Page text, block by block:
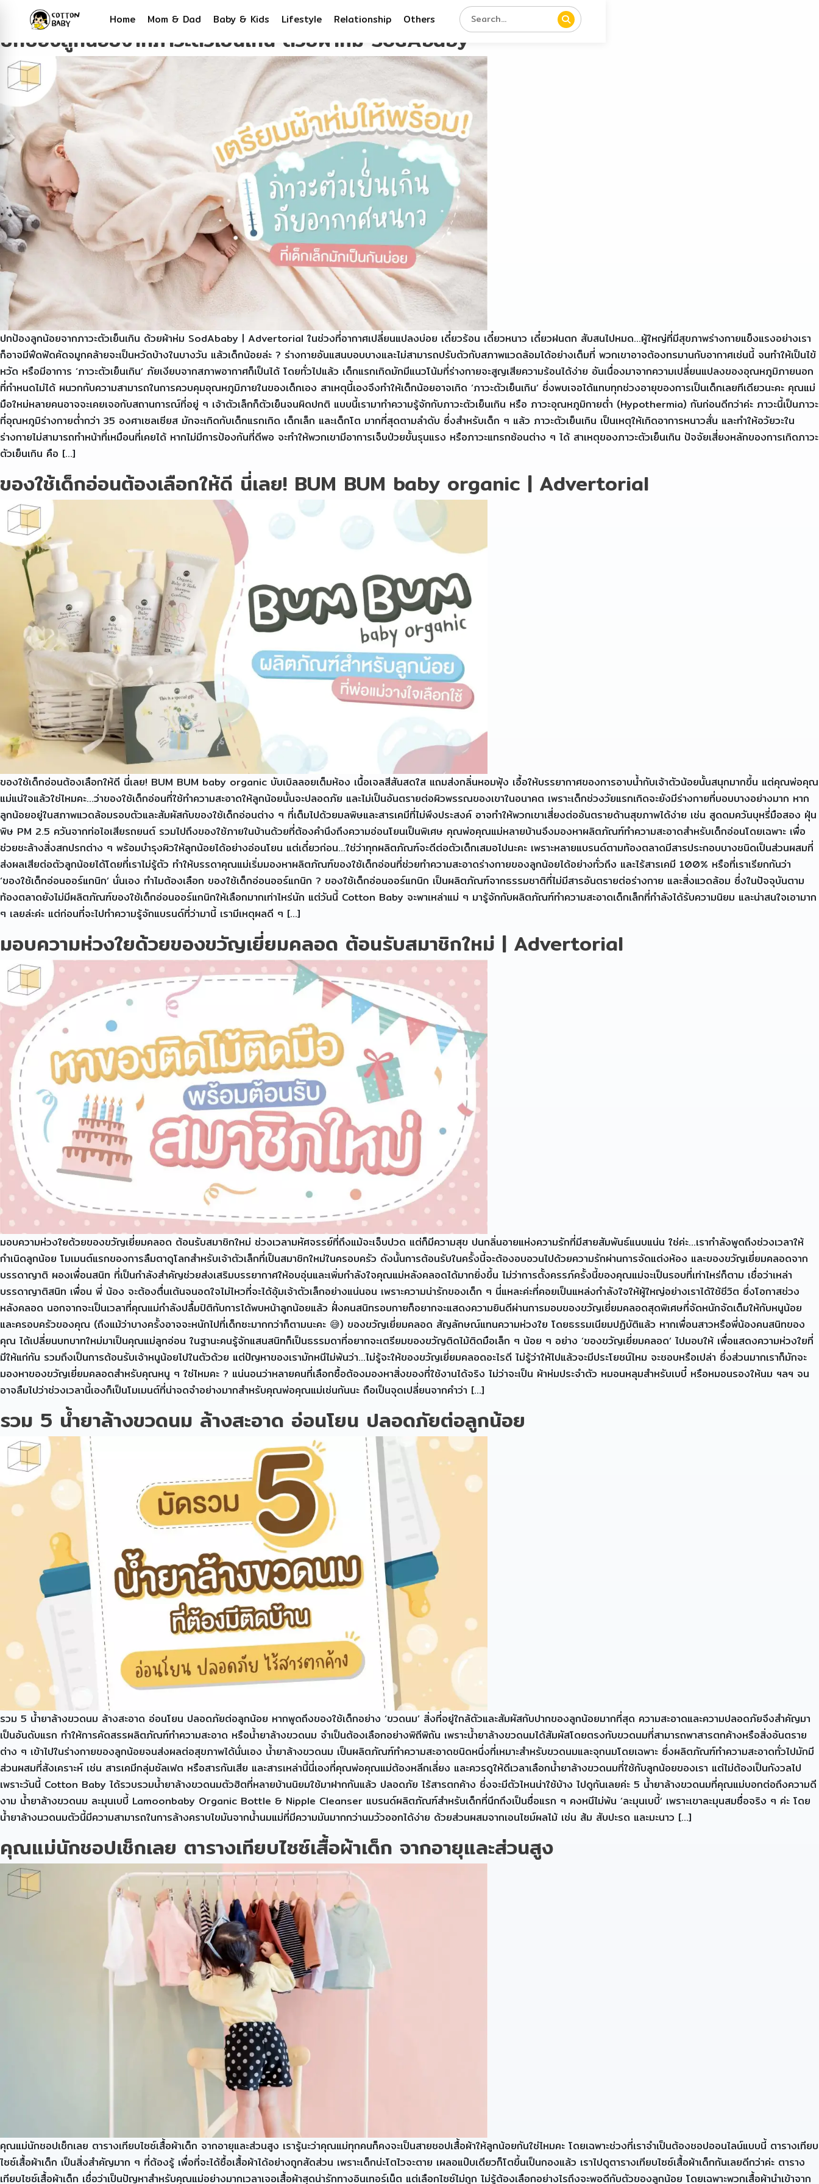
Home Mom & Dad Baby & Kids Lifestyle Relationship Others
Tag:ของใช้สำหรับเด็ก
ปกป้องลูกน้อยจากภาวะตัวเย็นเกิน ด้วยผ้าห่ม SodAbaby
ปกป้องลูกน้อยจากภาวะตัวเย็นเกิน ด้วยผ้าห่ม SodAbaby | Advertorial ในช่วงที่อากาศเปลี่ยนแปลงบ่อย เดี๋ยวร้อน เดี๋ยวหนาว เดี๋ยวฝนตก สับสนไปหมด…ผู้ใหญ่ที่มีสุขภาพร่างกายแข็งแรงอย่างเรา
ก็อาจมีฟึดฟัดคัดจมูกคล้ายจะเป็นหวัดบ้างในบางวัน แล้วเด็กน้อยล่ะ ? ร่างกายอันแสนบอบบางและไม่สามารถปรับตัวกับสภาพแวดล้อมได้อย่างเต็มที่ พวกเขาอาจต้องทรมานกับอากาศเช่นนี้ จนทำให้เป็นไข้
หวัด หรือมีอาการ ‘ภาวะตัวเย็นเกิน’ ภัยเงียบจากสภาพอากาศก็เป็นได้ โดยทั่วไปแล้ว เด็กแรกเกิดมักมีแนวโน้มที่ร่างกายจะสูญเสียความร้อนได้ง่าย อันเนื่องมาจากความเปลี่ยนแปลงของอุณหภูมิภายนอก
ที่กำหนดไม่ได้ ผนวกกับความสามารถในการควบคุมอุณหภูมิภายในของเด็กเอง สาเหตุนี้เองจึงทำให้เด็กน้อยอาจเกิด ‘ภาวะตัวเย็นเกิน’ ซึ่งพบเจอได้แทบทุกช่วงอายุของการเป็นเด็กเลยทีเดียวนะคะ คุณแม่
มือใหม่หลายคนอาจจะเคยเจอกับสถานการณ์ที่อยู่ ๆ เจ้าตัวเล็กก็ตัวเย็นจนผิดปกติ แบบนี้เรามาทำความรู้จักกับภาวะตัวเย็นเกิน หรือ ภาวะอุณหภูมิกายต่ำ (Hypothermia) กันก่อนดีกว่าค่ะ ภาวะนี้เป็นภาวะ
ที่อุณหภูมิร่างกายต่ำกว่า 35 องศาเซลเซียส มักจะเกิดกับเด็กแรกเกิด เด็กเล็ก และเด็กโต มากที่สุดตามลำดับ ซึ่งสำหรับเด็ก ๆ แล้ว ภาวะตัวเย็นเกิน เป็นเหตุให้เกิดอาการหนาวสั่น และทำให้อวัยวะใน
ร่างกายไม่สามารถทำหน้าที่เหมือนที่เคยได้ หากไม่มีการป้องกันที่ดีพอ จะทำให้พวกเขามีอาการเจ็บป่วยขั้นรุนแรง หรือภาวะแทรกซ้อนต่าง ๆ ได้ สาเหตุของภาวะตัวเย็นเกิน ปัจจัยเสี่ยงหลักของการเกิดภาวะ
ตัวเย็นเกิน คือ […]
ของใช้เด็กอ่อนต้องเลือกให้ดี นี่เลย! BUM BUM baby organic | Advertorial
ของใช้เด็กอ่อนต้องเลือกให้ดี นี่เลย! BUM BUM baby organic บับเบิลลอยเต็มห้อง เนื้อเจลสีสันสดใส แถมส่งกลิ่นหอมฟุ้ง เอื้อให้บรรยากาศของการอาบน้ำกับเจ้าตัวน้อยนั้นสนุกมากขึ้น แต่คุณพ่อคุณ
แม่แน่ใจแล้วใช่ไหมคะ…ว่าของใช้เด็กอ่อนที่ใช้ทำความสะอาดให้ลูกน้อยนั้นจะปลอดภัย และไม่เป็นอันตรายต่อผิวพรรณของเขาในอนาคต เพราะเด็กช่วงวัยแรกเกิดจะยังมีร่างกายที่บอบบางอย่างมาก หาก
ลูกน้อยอยู่ในสภาพแวดล้อมรอบตัวและสัมผัสกับของใช้เด็กอ่อนต่าง ๆ ที่เต็มไปด้วยมลพิษและสารเคมีที่ไม่พึงประสงค์ อาจทำให้พวกเขาเสี่ยงต่ออันตรายด้านสุขภาพได้ง่าย เช่น สูดดมควันบุหรี่มือสอง ฝุ่น
พิษ PM 2.5 ควันจากท่อไอเสียรถยนต์ รวมไปถึงของใช้ภายในบ้านด้วยที่ต้องคำนึงถึงความอ่อนโยนเป็นพิเศษ คุณพ่อคุณแม่หลายบ้านจึงมองหาผลิตภัณฑ์ทำความสะอาดสำหรับเด็กอ่อนโดยเฉพาะ เพื่อ
ช่วยชะล้างสิ่งสกปรกต่าง ๆ พร้อมบำรุงผิวให้ลูกน้อยได้อย่างอ่อนโยน แต่เดี๋ยวก่อน…ใช่ว่าทุกผลิตภัณฑ์จะดีต่อตัวเด็กเสมอไปนะคะ เพราะหลายแบรนด์ตามท้องตลาดมีสารประกอบบางชนิดเป็นส่วนผสมที่
ส่งผลเสียต่อตัวลูกน้อยได้โดยที่เราไม่รู้ตัว ทำให้บรรดาคุณแม่เริ่มมองหาผลิตภัณฑ์ของใช้เด็กอ่อนที่ช่วยทำความสะอาดร่างกายของลูกน้อยได้อย่างทั่วถึง และไร้สารเคมี 100% หรือที่เราเรียกกันว่า
‘ของใช้เด็กอ่อนออร์แกนิก’ นั่นเอง ทำไมต้องเลือก ของใช้เด็กอ่อนออร์แกนิก ? ของใช้เด็กอ่อนออร์แกนิก เป็นผลิตภัณฑ์จากธรรมชาติที่ไม่มีสารอันตรายต่อร่างกาย และสิ่งแวดล้อม ซึ่งในปัจจุบันตาม
ท้องตลาดยังไม่มีผลิตภัณฑ์ของใช้เด็กอ่อนออร์แกนิกให้เลือกมากเท่าไหร่นัก แต่วันนี้ Cotton Baby จะพาเหล่าแม่ ๆ มารู้จักกับผลิตภัณฑ์ทำความสะอาดเด็กเล็กที่กำลังได้รับความนิยม และน่าสนใจเอามาก
ๆ เลยล่ะค่ะ แต่ก่อนที่จะไปทำความรู้จักแบรนด์ที่ว่ามานี้ เรามีเหตุผลดี ๆ […]
มอบความห่วงใยด้วยของขวัญเยี่ยมคลอด ต้อนรับสมาชิกใหม่ | Advertorial
มอบความห่วงใยด้วยของขวัญเยี่ยมคลอด ต้อนรับสมาชิกใหม่ ช่วงเวลามหัศจรรย์ที่ถึงแม้จะเจ็บปวด แต่ก็มีความสุข ปนกลิ่นอายแห่งความรักที่มีสายสัมพันธ์แนบแน่น ใช่ค่ะ…เรากำลังพูดถึงช่วงเวลาให้
กำเนิดลูกน้อย โมเมนต์แรกของการลืมตาดูโลกสำหรับเจ้าตัวเล็กที่เป็นสมาชิกใหม่ในครอบครัว ดังนั้นการต้อนรับในครั้งนี้จะต้องอบอวนไปด้วยความรักผ่านการจัดแต่งห้อง และของขวัญเยี่ยมคลอดจาก
บรรดาญาติ ผองเพื่อนสนิท ที่เป็นกำลังสำคัญช่วยส่งเสริมบรรยากาศให้อบอุ่นและเพิ่มกำลังใจคุณแม่หลังคลอดได้มากยิ่งขึ้น ไม่ว่าการตั้งครรภ์ครั้งนี้ของคุณแม่จะเป็นรอบที่เท่าไหร่ก็ตาม เชื่อว่าเหล่า
บรรดาญาติสนิท เพื่อน พี่ น้อง จะต้องตื่นเต้นจนอดใจไม่ไหวที่จะได้อุ้มเจ้าตัวเล็กอย่างแน่นอน เพราะความน่ารักของเด็ก ๆ นี่แหละค่ะที่คอยเป็นแหล่งกำลังใจให้ผู้ใหญ่อย่างเราได้ใช้ชีวิต ซึ่งโอกาสช่วง
หลังคลอด นอกจากจะเป็นเวลาที่คุณแม่กำลังปลื้มปิติกับการได้พบหน้าลูกน้อยแล้ว ฝั่งคนสนิทรอบกายก็อยากจะแสดงความยินดีผ่านการมอบของขวัญเยี่ยมคลอดสุดพิเศษที่จัดหนักจัดเต็มให้กับหนูน้อย
และครอบครัวของคุณ (ถึงแม้ว่าบางครั้งอาจจะหนักไปที่เด็กซะมากกว่าก็ตามนะคะ 😅) ของขวัญเยี่ยมคลอด สัญลักษณ์แทนความห่วงใย โดยธรรมเนียมปฏิบัติแล้ว หากเพื่อนสาวหรือพี่น้องคนสนิทของ
คุณ ได้เปลี่ยนบทบาทใหม่มาเป็นคุณแม่ลูกอ่อน ในฐานะคนรู้จักแสนสนิทก็เป็นธรรมดาที่อยากจะเตรียมของขวัญติดไม้ติดมือเล็ก ๆ น้อย ๆ อย่าง ‘ของขวัญเยี่ยมคลอด’ ไปมอบให้ เพื่อแสดงความห่วงใยที่
มีให้แก่กัน รวมถึงเป็นการต้อนรับเจ้าหนูน้อยไปในตัวด้วย แต่ปัญหาของเรามักหนีไม่พ้นว่า…ไม่รู้จะให้ของขวัญเยี่ยมคลอดอะไรดี ไม่รู้ว่าให้ไปแล้วจะมีประโยชน์ไหม จะชอบหรือเปล่า ซึ่งส่วนมากเราก็มักจะ
มองหาของขวัญเยี่ยมคลอดสำหรับคุณหนู ๆ ใช่ไหมคะ ? แน่นอนว่าหลายคนที่เลือกซื้อต้องมองหาสิ่งของที่ใช้งานได้จริง ไม่ว่าจะเป็น ผ้าห่มประจำตัว หมอนหลุมสำหรับเบบี๋ หรือหมอนรองให้นม ฯลฯ จน
อาจลืมไปว่าช่วงเวลานี้เองก็เป็นโมเมนต์ที่น่าจดจำอย่างมากสำหรับคุณพ่อคุณแม่เช่นกันนะ ถือเป็นจุดเปลี่ยนจากคำว่า […]
รวม 5 น้ำยาล้างขวดนม ล้างสะอาด อ่อนโยน ปลอดภัยต่อลูกน้อย
รวม 5 น้ำยาล้างขวดนม ล้างสะอาด อ่อนโยน ปลอดภัยต่อลูกน้อย หากพูดถึงของใช้เด็กอย่าง ‘ขวดนม’ สิ่งที่อยู่ใกล้ตัวและสัมผัสกับปากของลูกน้อยมากที่สุด ความสะอาดและความปลอดภัยจึงสำคัญมา
เป็นอันดับแรก ทำให้การคัดสรรผลิตภัณฑ์ทำความสะอาด หรือน้ำยาล้างขวดนม จำเป็นต้องเลือกอย่างพิถีพิถัน เพราะน้ำยาล้างขวดนมได้สัมผัสโดยตรงกับขวดนมที่สามารถพาสารตกค้างหรือสิ่งอันตราย
ต่าง ๆ เข้าไปในร่างกายของลูกน้อยจนส่งผลต่อสุขภาพได้นั่นเอง น้ำยาล้างขวดนม เป็นผลิตภัณฑ์ทำความสะอาดชนิดหนึ่งที่เหมาะสำหรับขวดนมและจุกนมโดยเฉพาะ ซึ่งผลิตภัณฑ์ทำความสะอาดทั่วไปมักมี
ส่วนผสมที่สังเคราะห์ เช่น สารเคมีกลุ่มซัลเฟต หรือสารกันเสีย และสารเหล่านี้นี่เองที่คุณพ่อคุณแม่ต้องหลีกเลี่ยง และควรดูให้ดีเวลาเลือกน้ำยาล้างขวดนมที่ใช้กับลูกน้อยของเรา แต่ไม่ต้องเป็นกังวลไป
เพราะวันนี้ Cotton Baby ได้รวบรวมน้ำยาล้างขวดนมตัวฮิตที่หลายบ้านนิยมใช้มาฝากกันแล้ว ปลอดภัย ไร้สารตกค้าง ซึ่งจะมีตัวไหนน่าใช้บ้าง ไปดูกันเลยค่ะ 5 น้ำยาล้างขวดนมที่คุณแม่บอกต่อถึงความดี
งาม น้ำยาล้างขวดนม ละมุนเบบี้ Lamoonbaby Organic Bottle & Nipple Cleanser แบรนด์ผลิตภัณฑ์สำหรับเด็กที่นึกถึงเป็นชื่อแรก ๆ คงหนีไม่พ้น ‘ละมุนเบบี้’ เพราะเขาละมุนสมชื่อจริง ๆ ค่ะ โดย
น้ำยาล้างนวดนมตัวนี้มีความสามารถในการล้างคราบไขมันจากน้ำนมแม่ที่มีความมันมากกว่านมวัวออกได้ง่าย ด้วยส่วนผสมจากเอนไซม์ผลไม้ เช่น ส้ม สับปะรด และมะนาว […]
คุณแม่นักชอปเช็กเลย ตารางเทียบไซซ์เสื้อผ้าเด็ก จากอายุและส่วนสูง
คุณแม่นักชอปเช็กเลย ตารางเทียบไซซ์เสื้อผ้าเด็ก จากอายุและส่วนสูง เรารู้นะว่าคุณแม่ทุกคนก็คงจะเป็นสายชอปเสื้อผ้าให้ลูกน้อยกันใช่ไหมคะ โดยเฉพาะช่วงที่เราจำเป็นต้องชอปออนไลน์แบบนี้ ตารางเทียบ
ไซซ์เสื้อผ้าเด็ก เป็นสิ่งสำคัญมาก ๆ ที่ต้องรู้ เพื่อที่จะได้ซื้อเสื้อผ้าได้อย่างถูกสัดส่วน เพราะเด็กน่ะโตไวจะตาย เผลอแป๊บเดียวก็โตขึ้นเป็นกองแล้ว เราไปดูตารางเทียบไซซ์เสื้อผ้าเด็กกันเลยดีกว่าค่ะ ตาราง
เทียบไซซ์เสื้อผ้าเด็ก เชื่อว่าเป็นปัญหาสำหรับคุณแม่อย่างมากเวลาเจอเสื้อผ้าสุดน่ารักทางอินเทอร์เน็ต แต่เลือกไซซ์ไม่ถูก ไม่รู้ต้องเลือกอย่างไรถึงจะพอดีกับตัวของลูกน้อย โดยเฉพาะพวกเสื้อผ้านำเข้าจาก